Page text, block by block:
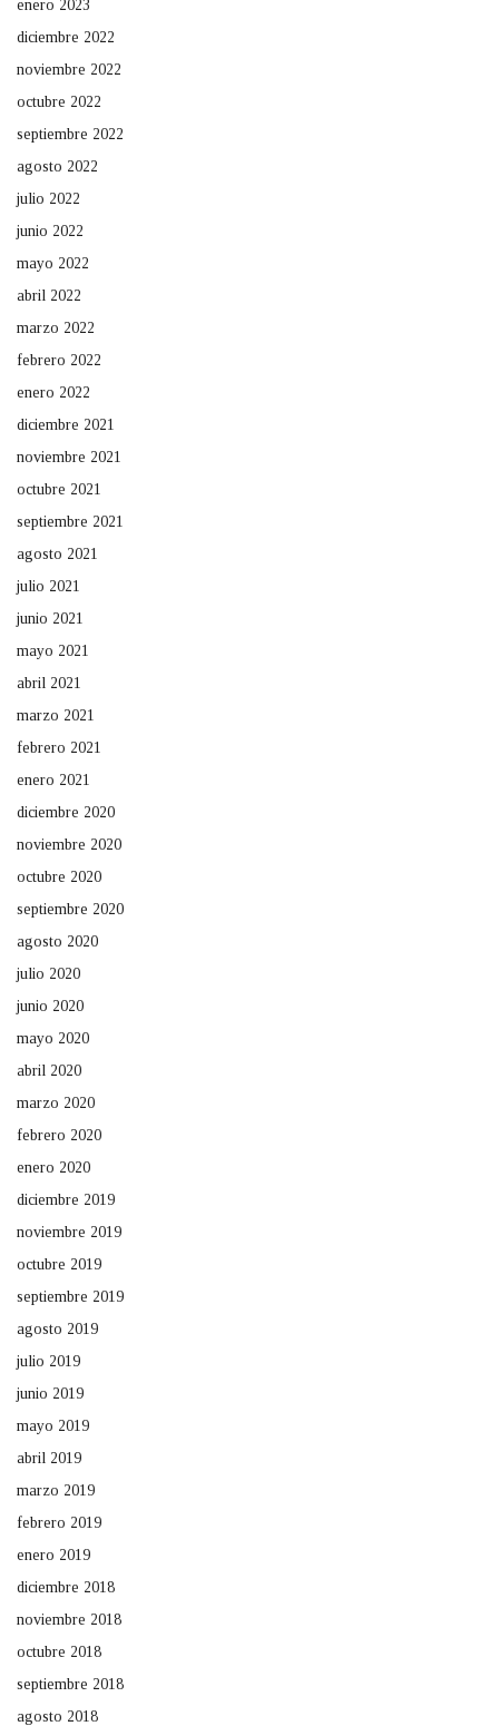
enero 2023
diciembre 2022
noviembre 2022
octubre 2022
septiembre 2022
agosto 2022
julio 2022
junio 2022
mayo 2022
abril 2022
marzo 2022
febrero 2022
enero 2022
diciembre 2021
noviembre 2021
octubre 2021
septiembre 2021
agosto 2021
julio 2021
junio 2021
mayo 2021
abril 2021
marzo 2021
febrero 2021
enero 2021
diciembre 2020
noviembre 2020
octubre 2020
septiembre 2020
agosto 2020
julio 2020
junio 2020
mayo 2020
abril 2020
marzo 2020
febrero 2020
enero 2020
diciembre 2019
noviembre 2019
octubre 2019
septiembre 2019
agosto 2019
julio 2019
junio 2019
mayo 2019
abril 2019
marzo 2019
febrero 2019
enero 2019
diciembre 2018
noviembre 2018
octubre 2018
septiembre 2018
agosto 2018